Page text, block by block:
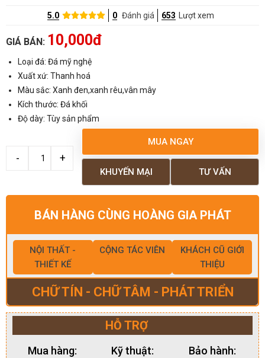
5.0 0 Đánh giá 653 Lượt xem
GIÁ BÁN: 10,000đ
Loại đá: Đá mỹ nghệ
Xuất xứ: Thanh hoá
Màu sắc: Xanh đen,xanh rêu,vân mây
Kích thước: Đá khối
Độ dày: Tùy sản phẩm
MUA NGAY
TƯ VẤN
KHUYẾN MẠI
BÁN HÀNG CÙNG HOÀNG GIA PHÁT
NỘI THẤT -
THIẾT KẾ
CỘNG TÁC VIÊN
KHÁCH CŨ GIỚI
THIỆU
CHỮ TÍN - CHỮ TÂM - PHÁT TRIỂN
HỖ TRỢ
Mua hàng: Kỹ thuật: Bảo hành: